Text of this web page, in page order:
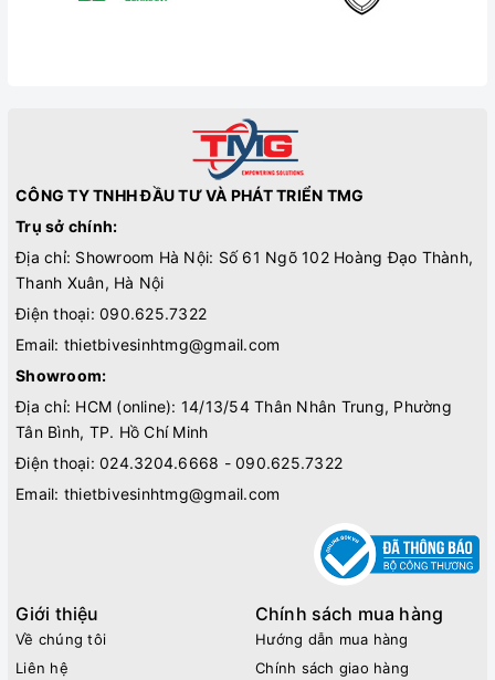
CÔNG TY TNHH ĐẦU TƯ VÀ PHÁT TRIỂN TMG
Trụ sở chính:
Địa chỉ: Showroom Hà Nội: Số 61 Ngõ 102 Hoàng Đạo Thành,
Thanh Xuân, Hà Nội
Điện thoại: 090.625.7322
Email: thietbivesinhtmg@gmail.com
Showroom:
Địa chỉ: HCM (online): 14/13/54 Thân Nhân Trung, Phường
Tân Bình, TP. Hồ Chí Minh
Điện thoại: 024.3204.6668 - 090.625.7322
Email: thietbivesinhtmg@gmail.com
Giới thiệu
Về chúng tôi
Liên hệ
Chính sách mua hàng
Hướng dẫn mua hàng
Chính sách giao hàng